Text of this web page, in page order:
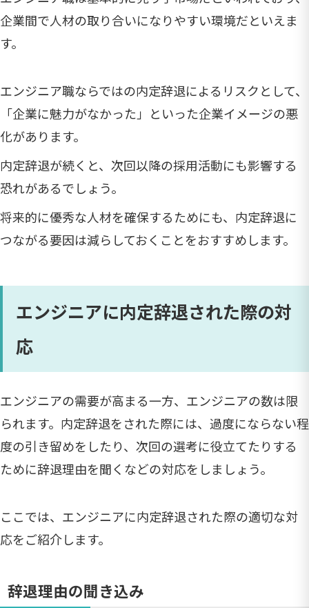
企業間で人材の取り合いになりやすい環境だといえま
す。
エンジニア職ならではの内定辞退によるリスクとして、
「企業に魅力がなかった」といった企業イメージの悪
化があります。
内定辞退が続くと、次回以降の採用活動にも影響する
恐れがあるでしょう。
将来的に優秀な人材を確保するためにも、内定辞退に
つながる要因は減らしておくことをおすすめします。
エンジニアに内定辞退された際の対
応
エンジニアの需要が高まる一方、エンジニアの数は限
られます。内定辞退をされた際には、過度にならない程
度の引き留めをしたり、次回の選考に役立てたりする
ために辞退理由を聞くなどの対応をしましょう。
ここでは、エンジニアに内定辞退された際の適切な対
応をご紹介します。
辞退理由の聞き込み